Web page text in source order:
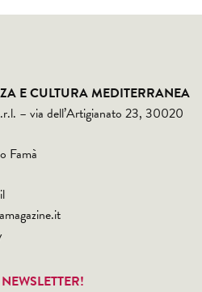
E CULTURA MEDITERRANEA
– via dell’Artigianato 23, 30020
Famà